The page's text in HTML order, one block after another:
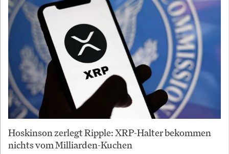
Hoskinson zerlegt Ripple: XRP-Halter bekommen
nichts vom Milliarden-Kuchen